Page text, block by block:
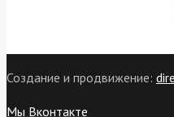
Создание и продвижение:
Мы Вконтакте